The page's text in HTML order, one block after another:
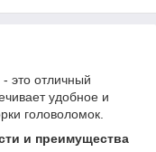
- это отличный
удобное и
головоломок.
и преимущества